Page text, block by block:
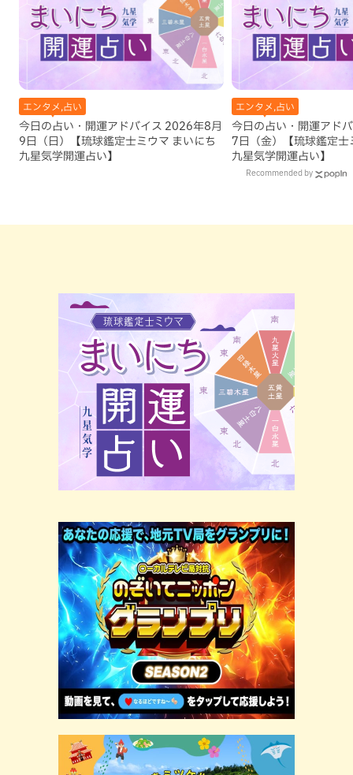
エンタメ,占い
今日の占い・開運アドバイス 2026年8月
9日（日）【琉球鑑定士ミウマ まいにち
九星気学開運占い】
エンタメ,占い
今日の占い・開運アド
7日（金）【琉球鑑定士
九星気学開運占い】
Recommended by